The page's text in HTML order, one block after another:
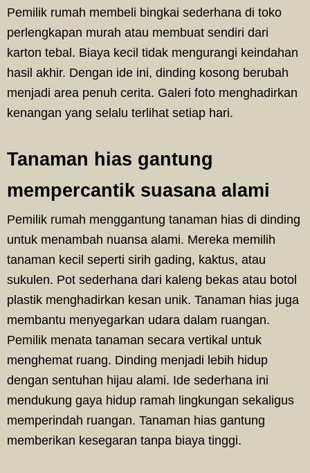
Pemilik rumah membeli bingkai sederhana di toko
perlengkapan murah atau membuat sendiri dari
karton tebal. Biaya kecil tidak mengurangi keindahan
hasil akhir. Dengan ide ini, dinding kosong berubah
menjadi area penuh cerita. Galeri foto menghadirkan
kenangan yang selalu terlihat setiap hari.
Tanaman hias gantung
mempercantik suasana alami
Pemilik rumah menggantung tanaman hias di dinding
untuk menambah nuansa alami. Mereka memilih
tanaman kecil seperti sirih gading, kaktus, atau
sukulen. Pot sederhana dari kaleng bekas atau botol
plastik menghadirkan kesan unik. Tanaman hias juga
membantu menyegarkan udara dalam ruangan.
Pemilik menata tanaman secara vertikal untuk
menghemat ruang. Dinding menjadi lebih hidup
dengan sentuhan hijau alami. Ide sederhana ini
mendukung gaya hidup ramah lingkungan sekaligus
memperindah ruangan. Tanaman hias gantung
memberikan kesegaran tanpa biaya tinggi.